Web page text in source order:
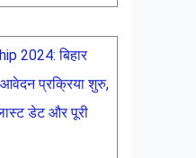
2024: बिहार
प्रक्रिया शुरु,
डेट और पूरी